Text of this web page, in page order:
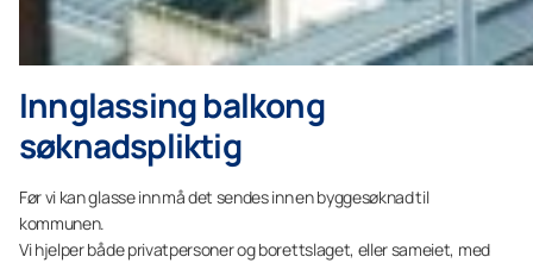
Innglassing balkong
søknadspliktig
Før vi kan glasse inn må det sendes inn en byggesøknad til
kommunen.
Vi hjelper både privatpersoner og borettslaget, eller sameiet, med